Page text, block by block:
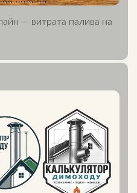
— витрата палива на